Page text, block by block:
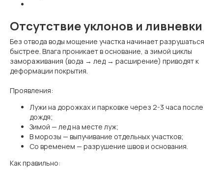
Отсутствие уклонов и ливневки
Без отвода воды мощение участка начинает разрушаться
быстрее. Влага проникает в основание, а зимой циклы
замораживания (вода → лед → расширение) приводят к
деформации покрытия.
Проявления:
Лужи на дорожках и парковке через 2-3 часа после
дождя;
Зимой — лед на месте луж;
В морозы — выпучивание отдельных участков;
Со временем — разрушение швов и основания.
Как правильно: